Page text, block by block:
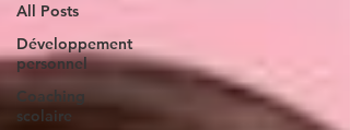
All Posts
Développement
personnel
Coaching
scolaire